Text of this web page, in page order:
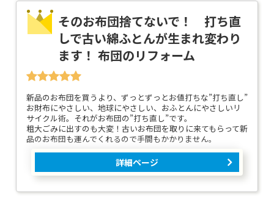
そのお布団捨てないで！ 打ち直
しで古い綿ふとんが生まれ変わり
ます！ 布団のリフォーム
新品のお布団を買うより、ずっとずっとお値打ちな”打ち直し”
お財布にやさしい、地球にやさしい、おふとんにやさしいリ
サイクル術。それがお布団の”打ち直し”です。
粗大ごみに出すのも大変！古いお布団を取りに来てもらって新
品のお布団も運んでくれるので手間もかかりません。
詳細ページ